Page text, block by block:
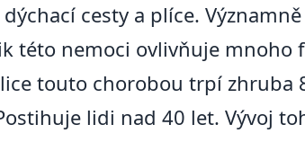
cesty a plíce.
této nemoci ovlivňuje mnoho
touto chorobou trpí zhruba
lidi nad 40 let. Vývoj